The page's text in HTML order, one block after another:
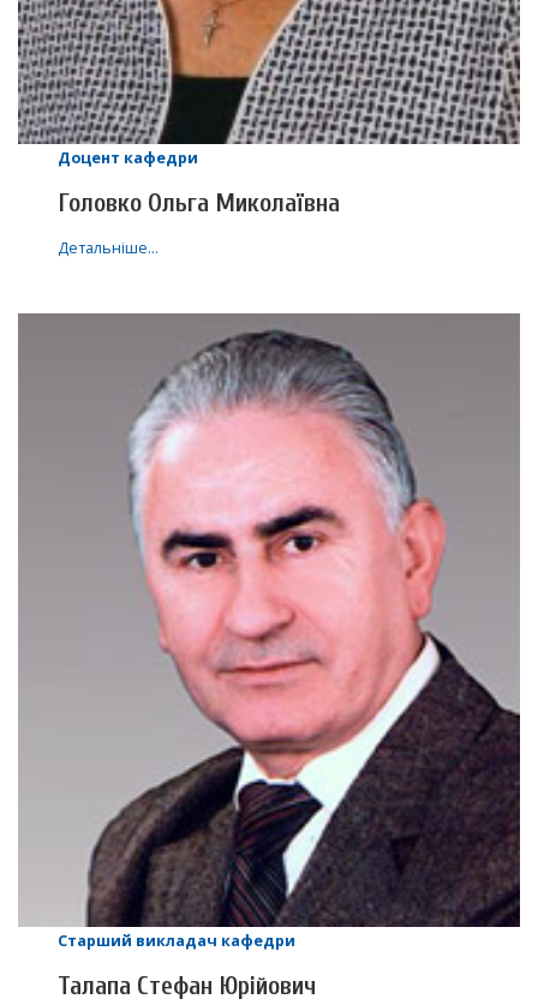
Доцент кафедри
Головко Ольга Миколаївна
Детальніше…
Старший викладач кафедри
Талапа Стефан Юрійович